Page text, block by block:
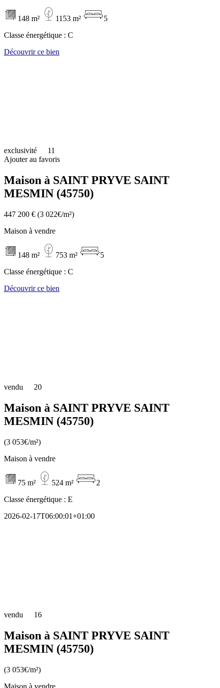
148 m² 1153 m²
5
Classe énergétique : C
Découvrir ce bien
exclusivité
11
Ajouter au favoris
Maison à SAINT PRYVE SAINT
MESMIN (45750)
447 200 € (3 022€/m²)
Maison à vendre
148 m² 753 m²
5
Classe énergétique : C
Découvrir ce bien
vendu 20
Maison à SAINT PRYVE SAINT
MESMIN (45750)
(3 053€/m²)
Maison à vendre
75 m² 524 m²
2
Classe énergétique : E
2026-02-17T06:00:01+01:00
vendu 16
Maison à SAINT PRYVE SAINT
MESMIN (45750)
(3 053€/m²)
Maison à vendre